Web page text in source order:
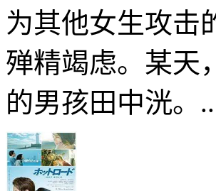
为其他女生攻击
殚精竭虑。某天
的男孩田中洸。